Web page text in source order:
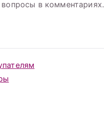
в комментариях.